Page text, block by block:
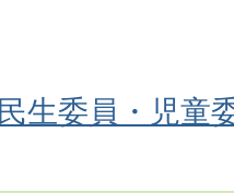
民生委員・児童